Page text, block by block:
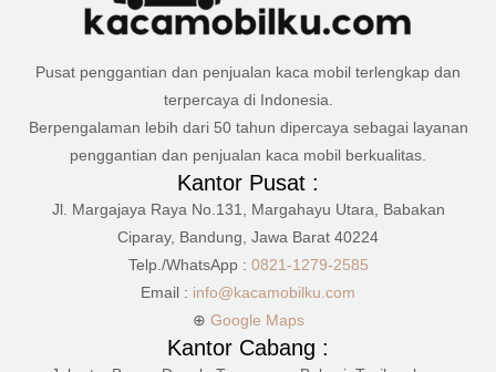
Pusat penggantian dan penjualan kaca mobil terlengkap dan
terpercaya di Indonesia.
Berpengalaman lebih dari 50 tahun dipercaya sebagai layanan
penggantian dan penjualan kaca mobil berkualitas.
Kantor Pusat :
Jl. Margajaya Raya No.131, Margahayu Utara, Babakan
Ciparay, Bandung, Jawa Barat 40224
Telp./WhatsApp : 0821-1279-2585
Email : info@kacamobilku.com
⊕ Google Maps
Kantor Cabang :